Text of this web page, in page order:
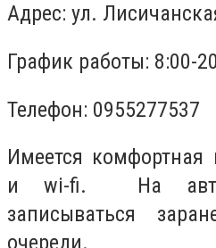
Адрес: ул.
График работы: 8:00-
Телефон: 0955277537
Имеется
и wi-fi. На
записываться
очереди.